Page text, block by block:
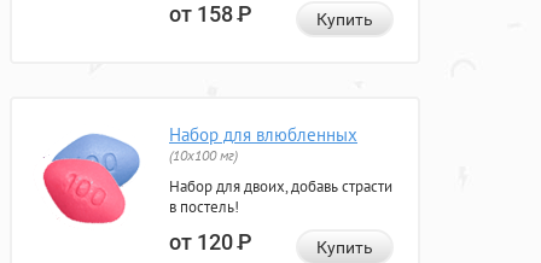
от 158Р Купить
Набор для влюбленных
(10х100 мг)
Набор для двоих, добавь страсти
в постель!
от 120Р Купить